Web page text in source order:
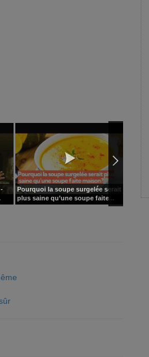
Pourquoi la soupe surgelée serait
plus saine qu’une soupe faite...
LA